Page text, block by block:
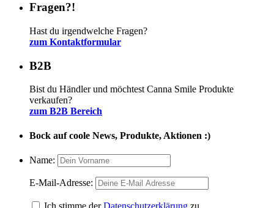
Fragen?!
Hast du irgendwelche Fragen?
zum Kontaktformular
B2B
Bist du Händler und möchtest Canna Smile Produkte
verkaufen?
zum B2B Bereich
Bock auf coole News, Produkte, Aktionen :)
Name:
E-Mail-Adresse:
Ich stimme derDatenschutzerklärung zu.